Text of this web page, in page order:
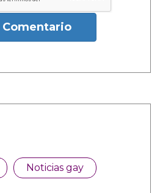
Comentario
Noticias gay